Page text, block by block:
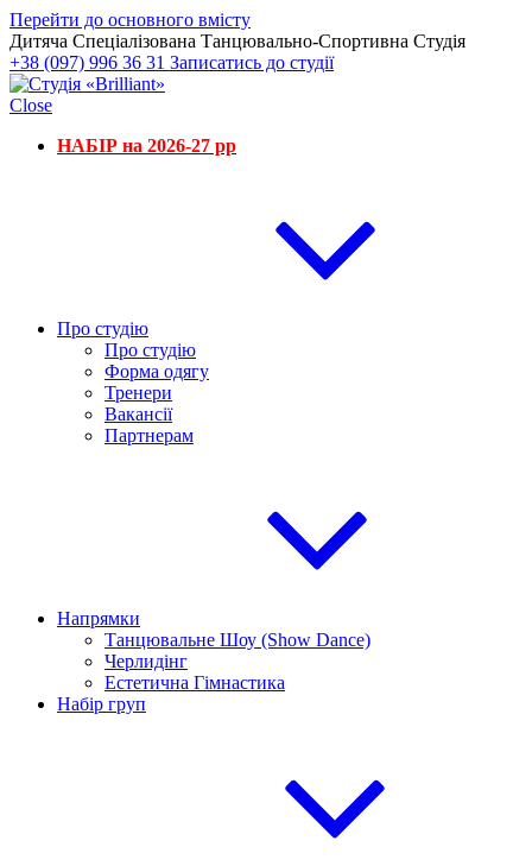
Перейти до основного вмісту
Дитяча Спеціалізована Танцювально-Спортивна Студія
+38 (097) 996 36 31 Записатись до студії
Close
НАБІР на 2026-27 рр
Про студію
Про студію
Форма одягу
Тренери
Вакансії
Партнерам
Напрямки
Танцювальне Шоу (Show Dance)
Черлидінг
Естетична Гімнастика
Набір груп